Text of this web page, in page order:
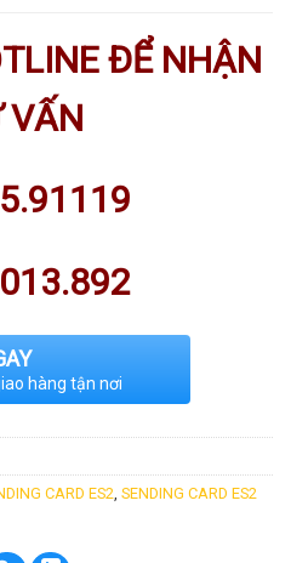
ĐỂ NHẬN
VẤN
hàng tận nơi
CARD ES2, SENDING CARD ES2